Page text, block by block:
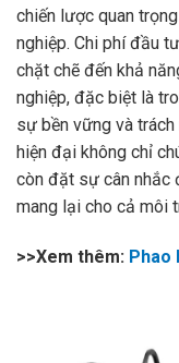
chiến lược quan
nghiệp. Chi phí đầu
chặt chẽ đến khả
nghiệp, đặc biệt là
sự bền vững và trách
hiện đại không chỉ
còn đặt sự cân nhắc
mang lại cho cả môi
>>Xem thêm: Phao